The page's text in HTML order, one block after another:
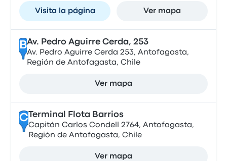
Visita la página Ver mapa
BAv. Pedro Aguirre Cerda, 253
Av. Pedro Aguirre Cerda 253, Antofagasta,
Región de Antofagasta, Chile
Ver mapa
CTerminal Flota Barrios
Capitán Carlos Condell 2764, Antofagasta,
Región de Antofagasta, Chile
Ver mapa